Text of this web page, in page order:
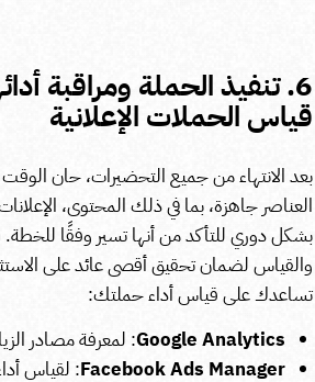
6. تنفيذ الحملة ومراقبة
قياس الحملات الإعلانية
بعد الانتهاء من جميع التحضيرات، حان
العناصر جاهزة، بما في ذلك المحتوى،
بشكل دوري للتأكد من أنها تسير وفقًا للخطة.
والقياس لضمان تحقيق أقصى عائد على
تساعدك على قياس أداء حملتك:
Google Analytics: لمعرفة مصادر
Facebook Ads Manager: لقياس